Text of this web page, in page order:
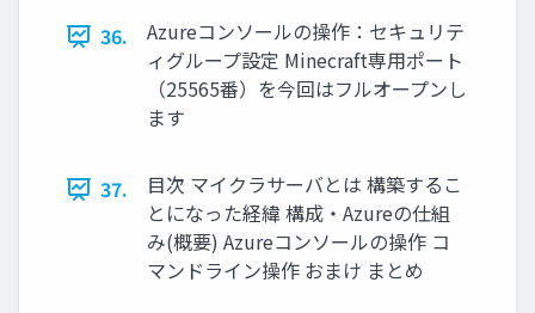
36.
Azureコンソールの操作：セキュリテ
ィグループ設定 Minecraft専用ポート
（25565番）を今回はフルオープンし
ます
37.
目次 マイクラサーバとは 構築するこ
とになった経緯 構成・Azureの仕組
み(概要) Azureコンソールの操作 コ
マンドライン操作 おまけ まとめ